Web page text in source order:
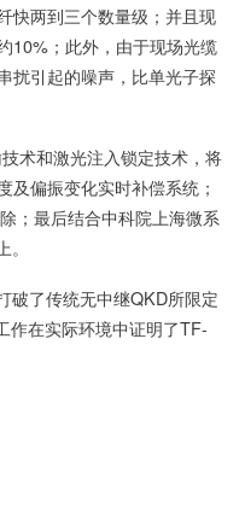
快两到三个数量级；并且现
10%；此外，由于现场光缆
扰引起的噪声，比单光子探
术和激光注入锁定技术，将
偏振变化实时补偿系统；
；最后结合中科院上海微系
破了传统无中继QKD所限定
作在实际环境中证明了TF-